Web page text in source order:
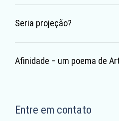
Seria projeção?
Afinidade – um poema de
Entre em contato